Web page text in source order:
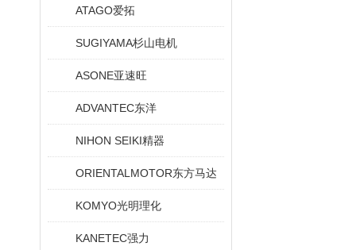
ATAGO爱拓
SUGIYAMA杉山电机
ASONE亚速旺
ADVANTEC东洋
NIHON SEIKI精器
ORIENTALMOTOR东方马达
KOMYO光明理化
KANETEC强力